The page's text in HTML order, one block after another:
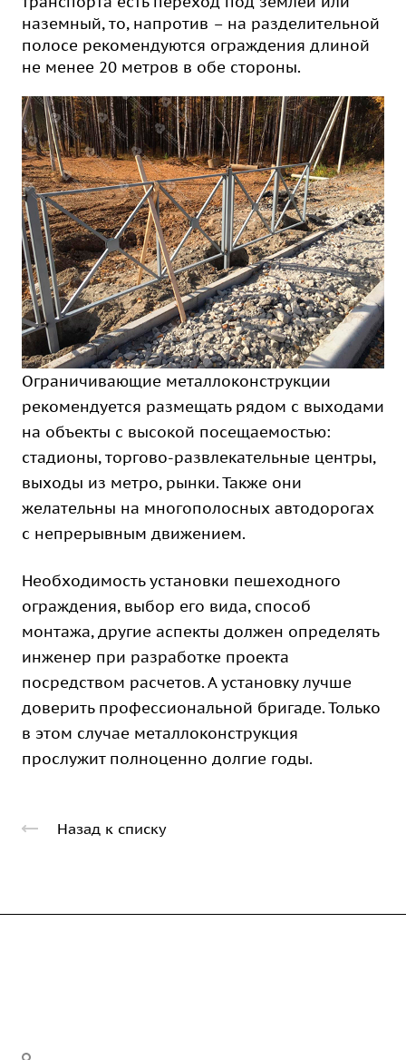
наземный, то, напротив – на разделительной
полосе рекомендуются ограждения длиной
не менее 20 метров в обе стороны.
Ограничивающие металлоконструкции
рекомендуется размещать рядом с выходами
на объекты с высокой посещаемостью:
стадионы, торгово-развлекательные центры,
выходы из метро, рынки. Также они
желательны на многополосных автодорогах
с непрерывным движением.
Необходимость установки пешеходного
ограждения, выбор его вида, способ
монтажа, другие аспекты должен определять
инженер при разработке проекта
посредством расчетов. А установку лучше
доверить профессиональной бригаде. Только
в этом случае металлоконструкция
прослужит полноценно долгие годы.
Назад к списку
Барьерные дорожные ограждения